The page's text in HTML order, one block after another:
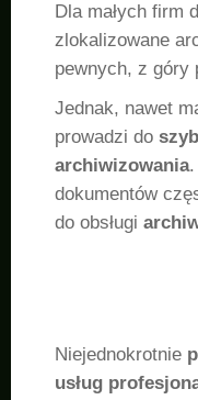
Dla małych firm
zlokalizowane
pewnych, z góry
Jednak, nawet
prowadzi do
archiwizowania.
dokumentów
do obsługi
Niejednokrotnie
usług